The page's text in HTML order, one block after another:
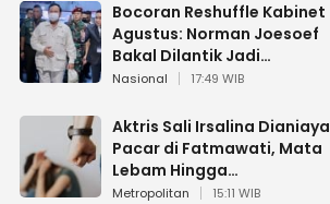
Bocoran Reshuffle Kabinet
Agustus: Norman Joesoef
Bakal Dilantik Jadi
Wamenhan RI
Nasional 17:49 WIB
Aktris Sali Irsalina Dianiaya
Pacar di Fatmawati, Mata
Lebam Hingga
Diselamatkan Polantas
Metropolitan 15:11 WIB